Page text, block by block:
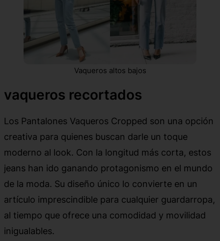
Vaqueros altos bajos
vaqueros recortados
Los Pantalones Vaqueros Cropped son una opción
creativa para quienes buscan darle un toque
moderno al look. Con la longitud más corta, estos
jeans han ido ganando protagonismo en el mundo
de la moda. Su diseño único lo convierte en un
artículo imprescindible para cualquier guardarropa,
al tiempo que ofrece una comodidad y movilidad
inigualables.